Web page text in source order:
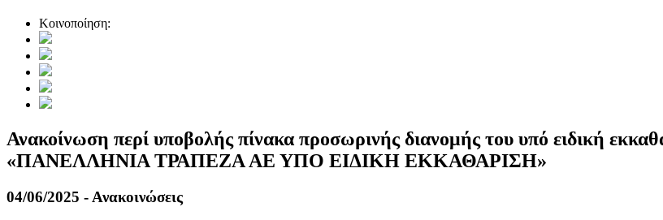
Κοινοποίηση:
Ανακοίνωση περί υποβολής πίνακα προσωρινής διανομής του υπό ειδική
«ΠΑΝΕΛΛΗΝΙΑ ΤΡΑΠΕΖΑ ΑΕ ΥΠΟ ΕΙΔΙΚΗ ΕΚΚΑΘΑΡΙΣΗ»
04/06/2025 - Ανακοινώσεις